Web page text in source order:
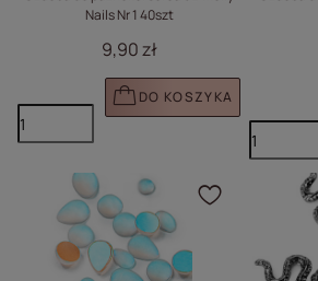
Nails Nr 1 40szt
9,90 zł
DO KOSZYKA
Kliknij,